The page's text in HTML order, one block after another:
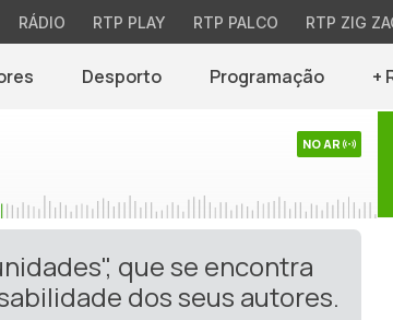
RÁDIO RTP PLAY RTP PALCO RTP ZIG
Desporto Programação +
NO AR
que se encontra
dos seus autores.